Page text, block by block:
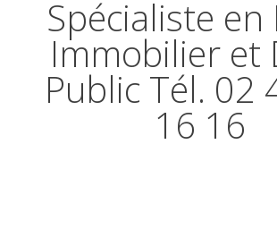
Spécialiste
Immobilier et
Public Tél. 02
16 16